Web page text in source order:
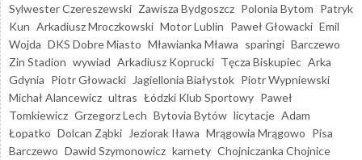
Sylwester Czereszewski Zawisza Bydgoszcz Polonia Bytom Patryk
Kun Arkadiusz Mroczkowski Motor Lublin Paweł Głowacki Emil
Wojda DKS Dobre Miasto Mławianka Mława sparingi Barczewo
Zin Stadion wywiad Arkadiusz Koprucki Tęcza Biskupiec Arka
Gdynia Piotr Głowacki Jagiellonia Białystok Piotr Wypniewski
Michał Alancewicz ultras Łódzki Klub Sportowy Paweł
Tomkiewicz Grzegorz Lech Bytovia Bytów licytacje Adam
Łopatko Dolcan Ząbki Jeziorak Iława Mrągowia Mrągowo Pisa
Barczewo Dawid Szymonowicz karnety Chojniczanka Chojnice